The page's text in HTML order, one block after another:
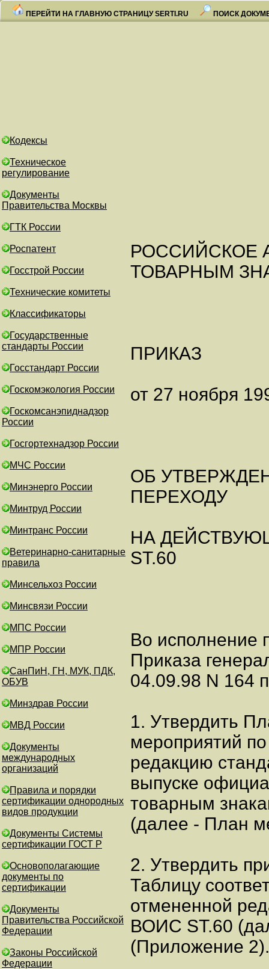
ПЕРЕЙТИ НА ГЛАВНУЮ СТРАНИЦУ SERTI.RU ПОИСК
Кодексы
Техническое
регулирование
Документы
Правительства Москвы
ГТК России
Роспатент
Госстрой России
Технические комитеты
Классификаторы
Государственные
стандарты России
Госстандарт России
Госкомэкология России
Госкомсанэпиднадзор
России
Госгортехнадзор России
МЧС России
Минэнерго России
Минтруд России
Минтранс России
Ветеринарно-санитарные
правила
Минсельхоз России
Минсвязи России
МПС России
МПР России
СанПиН, ГН, МУК, ПДК,
ОБУВ
Минздрав России
МВД России
Документы
международных
организаций
Правила и порядки
сертификации однородных
видов продукции
Документы Системы
сертификации ГОСТ Р
Основополагающие
документы по
сертификации
Документы
Правительства Российской
Федерации
Законы Российской
Федерации
РОССИЙСКОЕ
ТОВАРНЫМ
ПРИКАЗ
от 27 ноября
ОБ
ПЕРЕХОДУ
НА
ST.60
Во исполнение
Приказа
04.09.98 N 164
1. Утвердить
мероприятий
редакцию
выпуске
товарным
(далее - План
2. Утвердить
Таблицу
отмененной
ВОИС ST.60
(Приложение 2).